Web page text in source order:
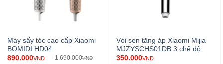
Máy sấy tóc cao cấp Xiaomi
BOMIDI HD04
890.000VND 1.690.000VND
Vòi sen tăng áp Xiaomi Mijia
MJZYSCHS01DB 3 chế độ
350.000VND